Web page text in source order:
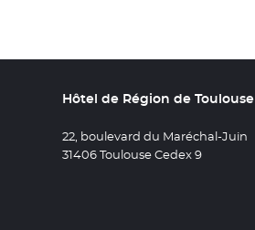
Hôtel de Région de Toulouse
22, boulevard du Maréchal-Juin
31406 Toulouse Cedex 9